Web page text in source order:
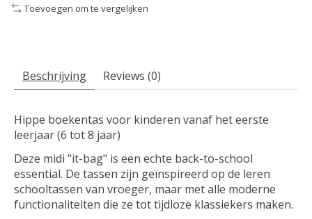
Toevoegen om te vergelijken
Beschrijving Reviews (0)
Hippe boekentas voor kinderen vanaf het eerste
leerjaar (6 tot 8 jaar)
Deze midi "it-bag" is een echte back-to-school
essential. De tassen zijn geïnspireerd op de leren
schooltassen van vroeger, maar met alle moderne
functionaliteiten die ze tot tijdloze klassiekers maken.